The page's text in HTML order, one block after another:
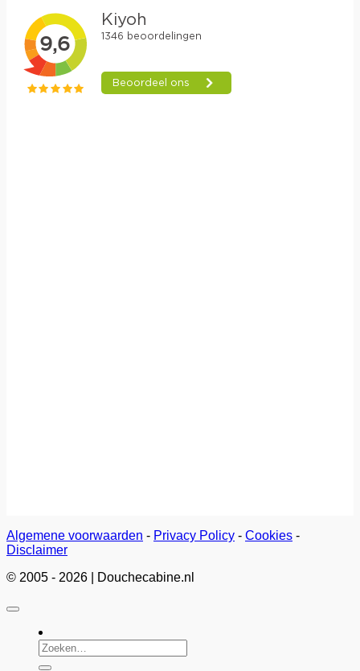
Algemene voorwaarden - Privacy Policy - Cookies -
Disclaimer
© 2005 - 2026 | Douchecabine.nl
Zoeken
naar: